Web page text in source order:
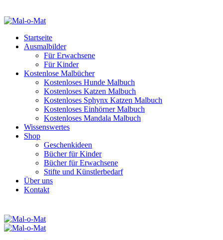
Startseite
Ausmalbilder
Für Erwachsene
Für Kinder
Kostenlose Malbücher
Kostenloses Hunde Malbuch
Kostenloses Katzen Malbuch
Kostenloses Sphynx Katzen Malbuch
Kostenloses Einhörner Malbuch
Kostenloses Mandala Malbuch
Wissenswertes
Shop
Geschenkideen
Bücher für Kinder
Bücher für Erwachsene
Stifte und Künstlerbedarf
Über uns
Kontakt